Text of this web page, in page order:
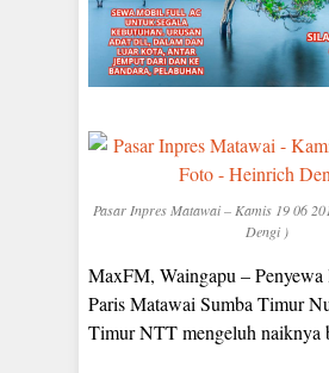
Pasar Inpres Matawai – Kamis 19 06
Dengi )
MaxFM, Waingapu – Penyewa
Paris Matawai Sumba Timur
Timur NTT mengeluh naiknya